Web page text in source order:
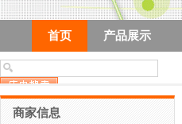
首页 产品展示
商家信息